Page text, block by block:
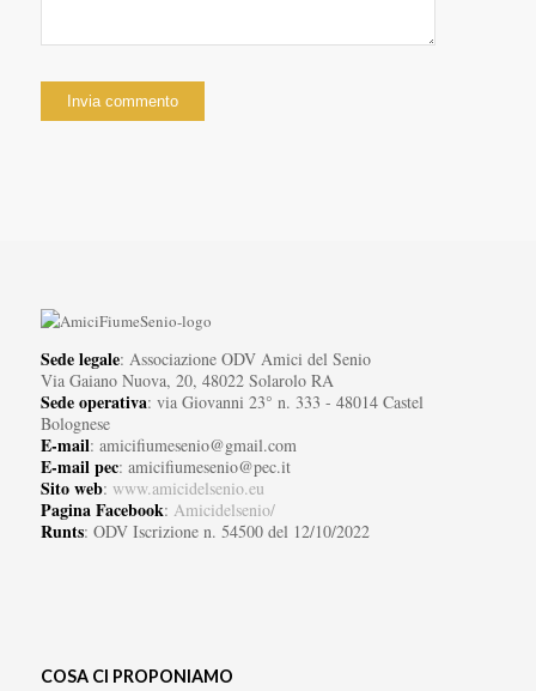
Sede legale: Associazione ODV Amici del Senio
Via Gaiano Nuova, 20, 48022 Solarolo RA
Sede operativa: via Giovanni 23° n. 333 - 48014 Castel
Bolognese
E-mail: amicifiumesenio@gmail.com
E-mail pec: amicifiumesenio@pec.it
Sito web: www.amicidelsenio.eu
Pagina Facebook: Amicidelsenio/
Runts: ODV Iscrizione n. 54500 del 12/10/2022
COSA CI PROPONIAMO